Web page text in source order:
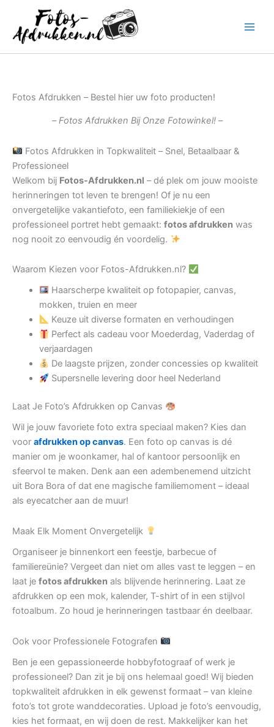
inhoud
Fotos Afdrukken – Bestel hier uw foto producten!
– Fotos Afdrukken Bij Onze Fotowinkel! –
Fotos Afdrukken in Topkwaliteit – Snel, Betaalbaar &
Professioneel
Welkom bij Fotos-Afdrukken.nl – dé plek om jouw mooiste
herinneringen tot leven te brengen! Of je nu een
onvergetelijke vakantiefoto, een familiekiekje of een
professioneel portret hebt gemaakt: fotos afdrukken was
nog nooit zo eenvoudig én voordelig.
Waarom Kiezen voor Fotos-Afdrukken.nl?
Haarscherpe kwaliteit op fotopapier, canvas,
mokken, truien en meer
Keuze uit diverse formaten en verhoudingen
Perfect als cadeau voor Moederdag, Vaderdag of
verjaardagen
De laagste prijzen, zonder concessies op kwaliteit
Supersnelle levering door heel Nederland
Laat Je Foto’s Afdrukken op Canvas
Wil je jouw favoriete foto extra speciaal maken? Kies dan
voor afdrukken op canvas. Een foto op canvas is dé
manier om je woonkamer, hal of kantoor persoonlijk en
sfeervol te maken. Denk aan een adembenemend uitzicht
uit Bora Bora of dat ene magische familiemoment – ideaal
als eyecatcher aan de muur!
Maak Elk Moment Onvergetelijk
Organiseer je binnenkort een feestje, barbecue of
familiereünie? Vergeet dan niet om alles vast te leggen – en
laat je fotos afdrukken als blijvende herinnering. Laat ze
afdrukken op een mok, kalender, T-shirt of in een stijlvol
fotoalbum. Zo houd je herinneringen tastbaar én deelbaar.
Ook voor Professionele Fotografen
Ben je een gepassioneerde hobbyfotograaf of werk je
professioneel? Dan zit je bij ons helemaal goed! Wij bieden
topkwaliteit afdrukken in elk gewenst formaat – van kleine
foto’s tot grote wanddecoraties. Upload je foto’s eenvoudig,
kies het formaat, en wij doen de rest. Makkelijker kan het